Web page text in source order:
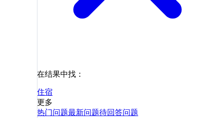
在结果中找：
住宿
更多
热门问题最新问题待回答问题